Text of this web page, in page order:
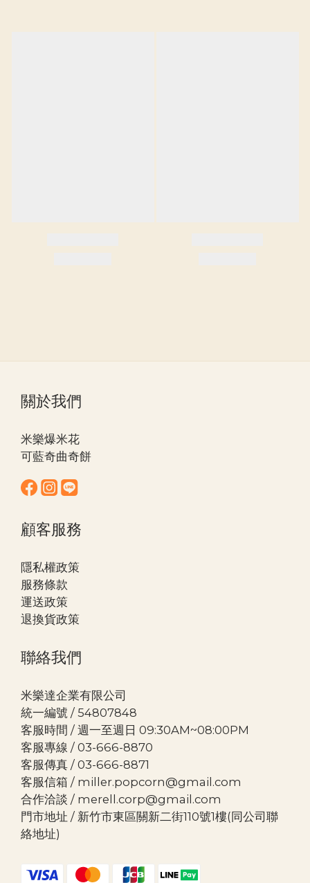
關於我們
米樂爆米花
可藍奇曲奇餅
顧客服務
隱私權政策
服務條款
運送政策
退換貨政策
聯絡我們
米樂達企業有限公司
統一編號 / 54807848
客服時間 / 週一至週日 09:30AM~08:00PM
客服專線 / 03-666-8870
客服傳真 / 03-666-8871
客服信箱 / miller.popcorn@gmail.com
合作洽談 / merell.corp@gmail.com
門市地址 / 新竹市東區關新二街110號1樓(同公司聯
絡地址)